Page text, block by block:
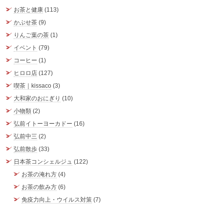
お茶と健康 (113)
かぶせ茶 (9)
りんご葉の茶 (1)
イベント (79)
コーヒー (1)
ヒロロ店 (127)
喫茶｜kissaco (3)
大和家のおにぎり (10)
小物類 (2)
弘前イトーヨーカドー (16)
弘前中三 (2)
弘前散歩 (33)
日本茶コンシェルジュ (122)
お茶の淹れ方 (4)
お茶の飲み方 (6)
免疫力向上・ウイルス対策 (7)